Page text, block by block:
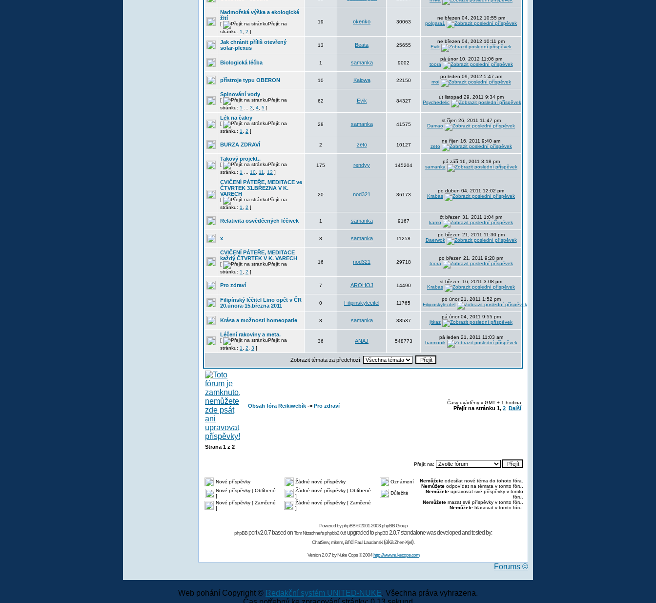
Nadmořská výška a ekologické
žití
[
Přejít na
stránku: 1 2 ]
19 okenko 30063
ne březen 04, 2012 10:55 pm
polgara1
Jak chránit příliš otevřený
solar-plexus
13 Beata 25655
ne březen 04, 2012 10:11 pm
Evik
Biologická léčba 1 samanka 9002
pá únor 10, 2012 11:06 pm
toora
přístroje typu OBERON 10 Kaiowa 22150
po leden 09, 2012 5:47 am
moi
Spinování vody
[
Přejít na
stránku: 1 3 4 5 ]
62 Evik 84327
út listopad 29, 2011 9:34 pm
Psychedelic
Lék na čakry
[
Přejít na
stránku: 1 2 ]
28 samanka 41575
st říjen 26, 2011 11:47 pm
Damao
BURZA ZDRAVÍ 2 zeto 10127
ne říjen 16, 2011 9:40 am
zeto
Takový projekt..
[
Přejít na
stránku: 1 10 11 12 ]
175 rendyy 145204
pá září 16, 2011 3:18 pm
samanka
CVIČENÍ PÁTEŘE, MEDITACE ve
ČTVRTEK 31.BŘEZNA V K.
VARECH
[
Přejít na
stránku: 1 2 ]
20 nod321 36173
po duben 04, 2011 12:02 pm
Krabas
Relativita osvědčených léčivek 1 samanka 9167
čt březen 31, 2011 1:04 pm
kamo
x 3 samanka 11258
po březen 21, 2011 11:30 pm
Daerwok
CVIČENÍ PÁTEŘE, MEDITACE
každý ČTVRTEK V K. VARECH
[
Přejít na
stránku: 1 2 ]
16 nod321 29718
po březen 21, 2011 9:28 pm
toora
Pro zdraví 7 AROHOJ 14490
st březen 16, 2011 3:08 pm
Krabas
Filipínský léčitel Lino opět v ČR
20.února-15.března 2011
0 Filipinskylecitel 11765
po únor 21, 2011 1:52 pm
Filipinskylecitel
Krása a možnosti homeopatie 3 samanka 38537
pá únor 04, 2011 9:55 pm
jitkaz
Léčení rakoviny a meta.
[
Přejít na
stránku: 1 2 3 ]
36 ANAJ 548773
pá leden 21, 2011 11:03 am
harmonik
Zobrazit témata za předchozí:
Obsah fóra Reikiwebík -> Pro zdraví
Časy uváděny v GMT + 1 hodina
Přejít na stránku 1, 2 Další
Strana 1 z 2
Přejít na:
Nové příspěvky Žádné nové příspěvky
Oznámení
Nové příspěvky [ Oblíbené
]
Žádné nové příspěvky [ Oblíbené
]
Důležité
Nové příspěvky [ Zamčené
]
Žádné nové příspěvky [ Zamčené
]
Nemůžete odesílat nové téma do tohoto fóra.
Nemůžete odpovídat na témata v tomto fóru.
Nemůžete upravovat své příspěvky v tomto
fóru.
Nemůžete mazat své příspěvky v tomto fóru.
Nemůžete hlasovat v tomto fóru.
Powered byphpBB© 2001-2003 phpBB Group
phpBBport v2.0.7 based onTom Nitzschner'sphpbb2.0.6upgraded tophpBB2.0.7 standalone was developed and tested by:
ChatServ,mikem,and Paul Laudanski(akaZhen-Xjell).
Version 2.0.7 byNuke Cops© 2004http://www.nukecops.com
Forums ©
Web pohání Copyright © Redakční systém UNITED-NUKE. Všechna práva vyhrazena.